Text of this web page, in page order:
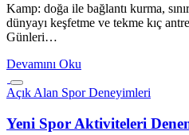
Kamp: doğa ile bağlantı kurma,
dünyayı keşfetme ve tekme kıç
Günleri…
Devamını Oku
Açık Alan Spor Deneyimleri
Yeni Spor Aktiviteleri